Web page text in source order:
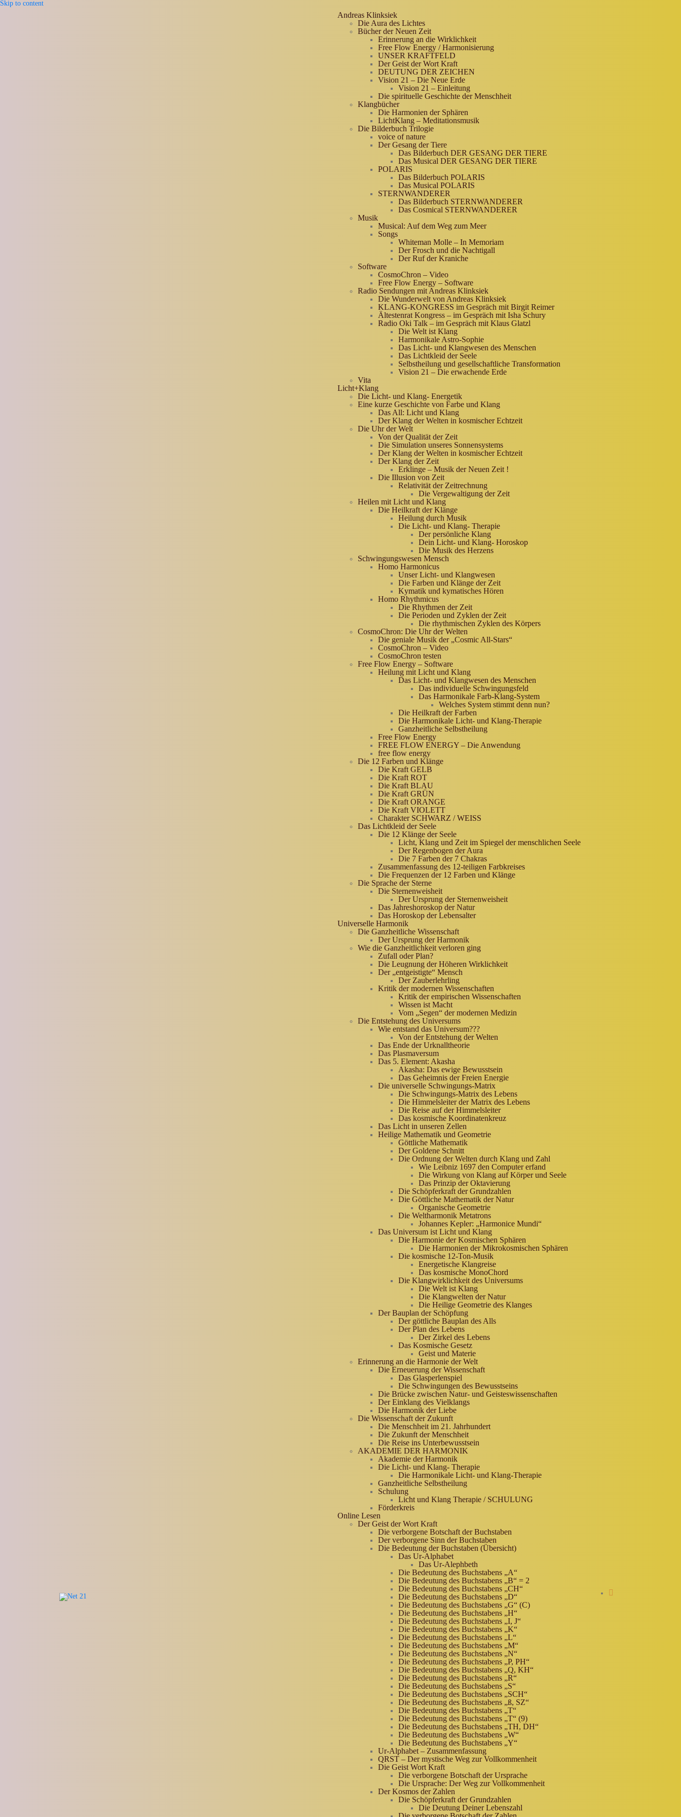
Skip to content
Andreas Klinksiek
Die Aura des Lichtes
Bücher der Neuen Zeit
Erinnerung an die Wirklichkeit
Free Flow Energy / Harmonisierung
UNSER KRAFTFELD
Der Geist der Wort Kraft
DEUTUNG DER ZEICHEN
Vision 21 – Die Neue Erde
Vision 21 – Einleitung
Die spirituelle Geschichte der Menschheit
Klangbücher
Die Harmonien der Sphären
LichtKlang – Meditationsmusik
Die Bilderbuch Trilogie
voice of nature
Der Gesang der Tiere
Das Bilderbuch DER GESANG DER TIERE
Das Musical DER GESANG DER TIERE
POLARIS
Das Bilderbuch POLARIS
Das Musical POLARIS
STERNWANDERER
Das Bilderbuch STERNWANDERER
Das Cosmical STERNWANDERER
Musik
Musical: Auf dem Weg zum Meer
Songs
Whiteman Molle – In Memoriam
Der Frosch und die Nachtigall
Der Ruf der Kraniche
Software
CosmoChron – Video
Free Flow Energy – Software
Radio Sendungen mit Andreas Klinksiek
Die Wunderwelt von Andreas Klinksiek
KLANG-KONGRESS im Gespräch mit Birgit Reimer
Ältestenrat Kongress – im Gespräch mit Isha Schury
Radio Oki Talk – im Gespräch mit Klaus Glatzl
Die Welt ist Klang
Harmonikale Astro-Sophie
Das Licht- und Klangwesen des Menschen
Das Lichtkleid der Seele
Selbstheilung und gesellschaftliche Transformation
Vision 21 – Die erwachende Erde
Vita
Licht+Klang
Die Licht- und Klang- Energetik
Eine kurze Geschichte von Farbe und Klang
Das All: Licht und Klang
Der Klang der Welten in kosmischer Echtzeit
Die Uhr der Welt
Von der Qualität der Zeit
Die Simulation unseres Sonnensystems
Der Klang der Welten in kosmischer Echtzeit
Der Klang der Zeit
Erklinge – Musik der Neuen Zeit !
Die Illusion von Zeit
Relativität der Zeitrechnung
Die Vergewaltigung der Zeit
Heilen mit Licht und Klang
Die Heilkraft der Klänge
Heilung durch Musik
Die Licht- und Klang- Therapie
Der persönliche Klang
Dein Licht- und Klang- Horoskop
Die Musik des Herzens
Schwingungswesen Mensch
Homo Harmonicus
Unser Licht- und Klangwesen
Die Farben und Klänge der Zeit
Kymatik und kymatisches Hören
Homo Rhythmicus
Die Rhythmen der Zeit
Die Perioden und Zyklen der Zeit
Die rhythmischen Zyklen des Körpers
CosmoChron: Die Uhr der Welten
Die geniale Musik der „Cosmic All-Stars“
CosmoChron – Video
CosmoChron testen
Free Flow Energy – Software
Heilung mit Licht und Klang
Das Licht- und Klangwesen des Menschen
Das individuelle Schwingungsfeld
Das Harmonikale Farb-Klang-System
Welches System stimmt denn nun?
Die Heilkraft der Farben
Die Harmonikale Licht- und Klang-Therapie
Ganzheitliche Selbstheilung
Free Flow Energy
FREE FLOW ENERGY – Die Anwendung
free flow energy
Die 12 Farben und Klänge
Die Kraft GELB
Die Kraft ROT
Die Kraft BLAU
Die Kraft GRÜN
Die Kraft ORANGE
Die Kraft VIOLETT
Charakter SCHWARZ / WEISS
Das Lichtkleid der Seele
Die 12 Klänge der Seele
Licht, Klang und Zeit im Spiegel der menschlichen Seele
Der Regenbogen der Aura
Die 7 Farben der 7 Chakras
Zusammenfassung des 12-teiligen Farbkreises
Die Frequenzen der 12 Farben und Klänge
Die Sprache der Sterne
Die Sternenweisheit
Der Ursprung der Sternenweisheit
Das Jahreshoroskop der Natur
Das Horoskop der Lebensalter
Universelle Harmonik
Die Ganzheitliche Wissenschaft
Der Ursprung der Harmonik
Wie die Ganzheitlichkeit verloren ging
Zufall oder Plan?
Die Leugnung der Höheren Wirklichkeit
Der „entgeistigte“ Mensch
Der Zauberlehrling
Kritik der modernen Wissenschaften
Kritik der empirischen Wissenschaften
Wissen ist Macht
Vom „Segen“ der modernen Medizin
Die Entstehung des Universums
Wie entstand das Universum???
Von der Entstehung der Welten
Das Ende der Urknalltheorie
Das Plasmaversum
Das 5. Element: Akasha
Akasha: Das ewige Bewusstsein
Das Geheimnis der Freien Energie
Die universelle Schwingungs-Matrix
Die Schwingungs-Matrix des Lebens
Die Himmelsleiter der Matrix des Lebens
Die Reise auf der Himmelsleiter
Das kosmische Koordinatenkreuz
Das Licht in unseren Zellen
Heilige Mathematik und Geometrie
Göttliche Mathematik
Der Goldene Schnitt
Die Ordnung der Welten durch Klang und Zahl
Wie Leibniz 1697 den Computer erfand
Die Wirkung von Klang auf Körper und Seele
Das Prinzip der Oktavierung
Die Schöpferkraft der Grundzahlen
Die Göttliche Mathematik der Natur
Organische Geometrie
Die Weltharmonik Metatrons
Johannes Kepler: „Harmonice Mundi“
Das Universum ist Licht und Klang
Die Harmonie der Kosmischen Sphären
Die Harmonien der Mikrokosmischen Sphären
Die kosmische 12-Ton-Musik
Energetische Klangreise
Das kosmische MonoChord
Die Klangwirklichkeit des Universums
Die Welt ist Klang
Die Klangwelten der Natur
Die Heilige Geometrie des Klanges
Der Bauplan der Schöpfung
Der göttliche Bauplan des Alls
Der Plan des Lebens
Der Zirkel des Lebens
Das Kosmische Gesetz
Geist und Materie
Erinnerung an die Harmonie der Welt
Die Erneuerung der Wissenschaft
Das Glasperlenspiel
Die Schwingungen des Bewusstseins
Die Brücke zwischen Natur- und Geisteswissenschaften
Der Einklang des Vielklangs
Die Harmonik der Liebe
Die Wissenschaft der Zukunft
Die Menschheit im 21. Jahrhundert
Die Zukunft der Menschheit
Die Reise ins Unterbewusstsein
AKADEMIE DER HARMONIK
Akademie der Harmonik
Die Licht- und Klang- Therapie
Die Harmonikale Licht- und Klang-Therapie
Ganzheitliche Selbstheilung
Schulung
Licht und Klang Therapie / SCHULUNG
Förderkreis
Online Lesen
Der Geist der Wort Kraft
Die verborgene Botschaft der Buchstaben
Der verborgene Sinn der Buchstaben
Die Bedeutung der Buchstaben (Übersicht)
Das Ur-Alphabet
Das Ur-Alephbeth
Die Bedeutung des Buchstabens „A“
Die Bedeutung des Buchstabens „B“ = 2
Die Bedeutung des Buchstabens „CH“
Die Bedeutung des Buchstabens „D“
Die Bedeutung des Buchstabens „G“ (C)
Die Bedeutung des Buchstabens „H“
Die Bedeutung des Buchstabens „I, J“
Die Bedeutung des Buchstabens „K“
Die Bedeutung des Buchstabens „L“
Die Bedeutung des Buchstabens „M“
Die Bedeutung des Buchstabens „N“
Die Bedeutung des Buchstabens „P, PH“
Die Bedeutung des Buchstabens „Q, KH“
Die Bedeutung des Buchstabens „R“
Die Bedeutung des Buchstabens „S“
Die Bedeutung des Buchstabens „SCH“
Die Bedeutung des Buchstabens „ß, SZ“
Die Bedeutung des Buchstabens „T“
Die Bedeutung des Buchstabens „T“ (9)
Die Bedeutung des Buchstabens „TH, DH“
Die Bedeutung des Buchstabens „W“
Die Bedeutung des Buchstabens „Y“
Ur-Alphabet – Zusammenfassung
QRST – Der mystische Weg zur Vollkommenheit
Die Geist Wort Kraft
Die verborgene Botschaft der Ursprache
Die Ursprache: Der Weg zur Vollkommenheit
Der Kosmos der Zahlen
Die Schöpferkraft der Grundzahlen
Die Deutung Deiner Lebenszahl